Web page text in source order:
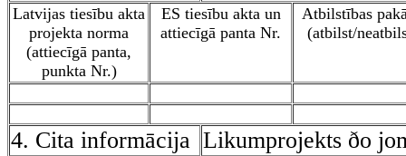
Latvijas tiesību akta
projekta norma
(attiecīgā panta,
punkta Nr.)
ES tiesību akta un
attiecīgā panta Nr.
Atbilstības
(atbilst/
4. Cita informācija Likumprojekts ðo